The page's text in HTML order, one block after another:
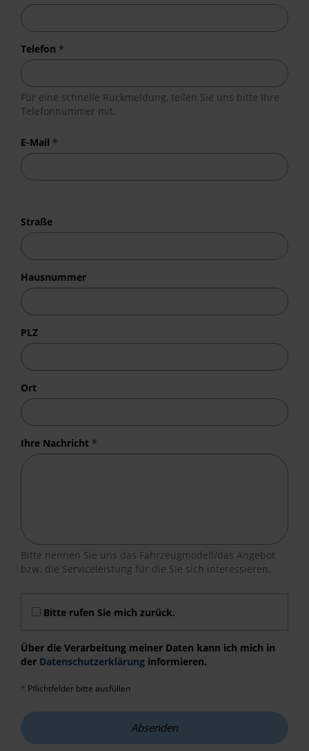
Telefon *
Für eine schnelle Rückmeldung, teilen Sie uns bitte Ihre
Telefonnummer mit.
E-Mail *
Straße
Hausnummer
PLZ
Ort
Ihre Nachricht *
Bitte nennen Sie uns das Fahrzeugmodell/das Angebot
bzw. die Serviceleistung für die Sie sich interessieren.
Bitte rufen Sie mich zurück.
Über die Verarbeitung meiner Daten kann ich mich in
der Datenschutzerklärung informieren.
* Pflichtfelder bitte ausfüllen
Absenden